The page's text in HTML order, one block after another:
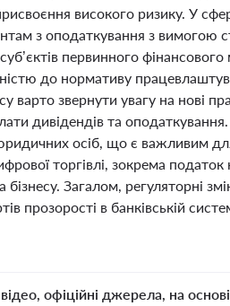
високого ризику. У
з оподаткування з вимогою
первинного фінансового
до нормативу
варто звернути увагу на нові
дивідендів та
осіб, що є важливим
торгівлі, зокрема
Загалом, регуляторні
прозорості в банківській
офіційні джерела, на